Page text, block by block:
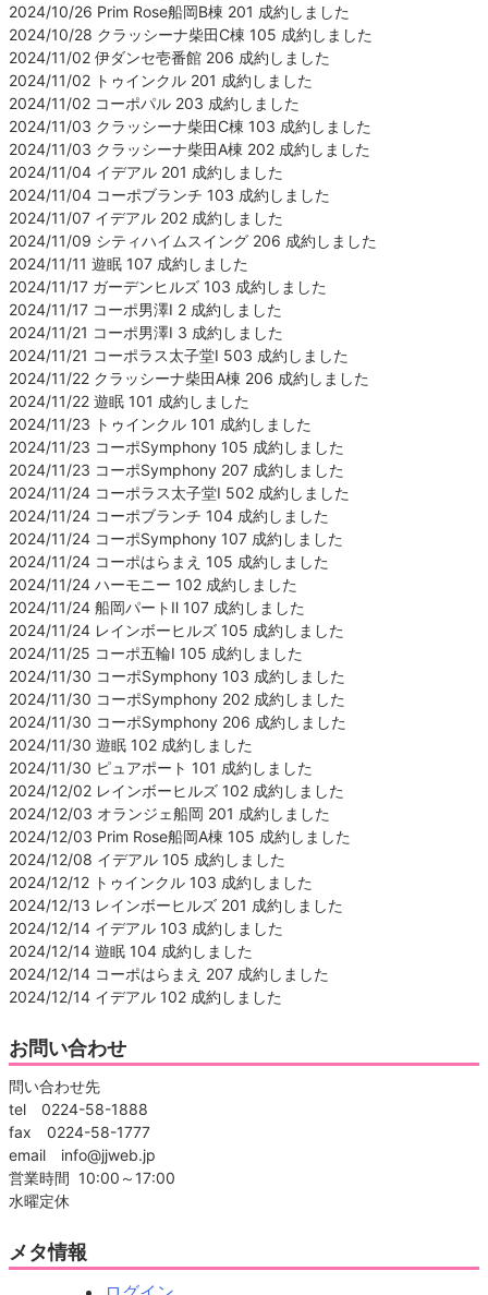
2024/10/26 Prim Rose船岡B棟 201 成約しました
2024/10/28 クラッシーナ柴田C棟 105 成約しました
2024/11/02 伊ダンセ壱番館 206 成約しました
2024/11/02 トゥインクル 201 成約しました
2024/11/02 コーポパル 203 成約しました
2024/11/03 クラッシーナ柴田C棟 103 成約しました
2024/11/03 クラッシーナ柴田A棟 202 成約しました
2024/11/04 イデアル 201 成約しました
2024/11/04 コーポブランチ 103 成約しました
2024/11/07 イデアル 202 成約しました
2024/11/09 シティハイムスイング 206 成約しました
2024/11/11 遊眠 107 成約しました
2024/11/17 ガーデンヒルズ 103 成約しました
2024/11/17 コーポ男澤Ⅰ 2 成約しました
2024/11/21 コーポ男澤Ⅰ 3 成約しました
2024/11/21 コーポラス太子堂Ⅰ 503 成約しました
2024/11/22 クラッシーナ柴田A棟 206 成約しました
2024/11/22 遊眠 101 成約しました
2024/11/23 トゥインクル 101 成約しました
2024/11/23 コーポSymphony 105 成約しました
2024/11/23 コーポSymphony 207 成約しました
2024/11/24 コーポラス太子堂Ⅰ 502 成約しました
2024/11/24 コーポブランチ 104 成約しました
2024/11/24 コーポSymphony 107 成約しました
2024/11/24 コーポはらまえ 105 成約しました
2024/11/24 ハーモニー 102 成約しました
2024/11/24 船岡パートⅡ 107 成約しました
2024/11/24 レインボーヒルズ 105 成約しました
2024/11/25 コーポ五輪Ⅰ 105 成約しました
2024/11/30 コーポSymphony 103 成約しました
2024/11/30 コーポSymphony 202 成約しました
2024/11/30 コーポSymphony 206 成約しました
2024/11/30 遊眠 102 成約しました
2024/11/30 ピュアポート 101 成約しました
2024/12/02 レインボーヒルズ 102 成約しました
2024/12/03 オランジェ船岡 201 成約しました
2024/12/03 Prim Rose船岡A棟 105 成約しました
2024/12/08 イデアル 105 成約しました
2024/12/12 トゥインクル 103 成約しました
2024/12/13 レインボーヒルズ 201 成約しました
2024/12/14 イデアル 103 成約しました
2024/12/14 遊眠 104 成約しました
2024/12/14 コーポはらまえ 207 成約しました
2024/12/14 イデアル 102 成約しました
お問い合わせ
問い合わせ先
tel 0224-58-1888
fax 0224-58-1777
email info@jjweb.jp
営業時間 10:00～17:00
水曜定休
メタ情報